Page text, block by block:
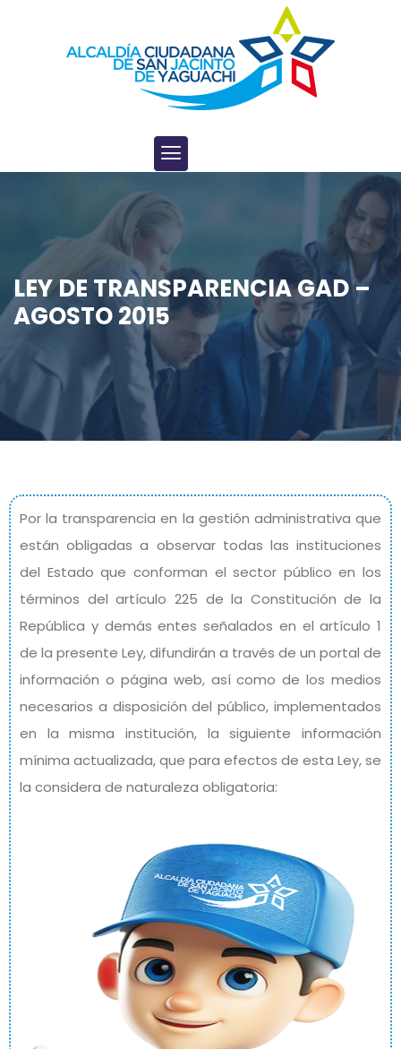
LEY DE TRANSPARENCIA GAD –
AGOSTO 2015
Por la transparencia en la gestión administrativa que
están obligadas a observar todas las instituciones
del Estado que conforman el sector público en los
términos del artículo 225 de la Constitución de la
República y demás entes señalados en el artículo 1
de la presente Ley, difundirán a través de un portal de
información o página web, así como de los medios
necesarios a disposición del público, implementados
en la misma institución, la siguiente información
mínima actualizada, que para efectos de esta Ley, se
la considera de naturaleza obligatoria: